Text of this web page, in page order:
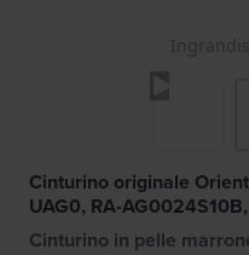
Cinturino originale
UAG0, RA-
Cinturino in pelle